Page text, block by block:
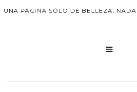
UNA PÁGINA SÓLO DE BELLEZA.
